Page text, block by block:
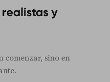
y
comenzar, sino en